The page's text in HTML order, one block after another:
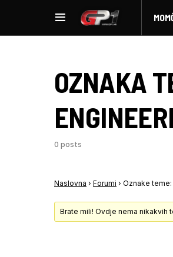
OZNAKA
0 posts
Naslovna › Forumi › Oznake
Brate mili! Ovdje nema nikakvih